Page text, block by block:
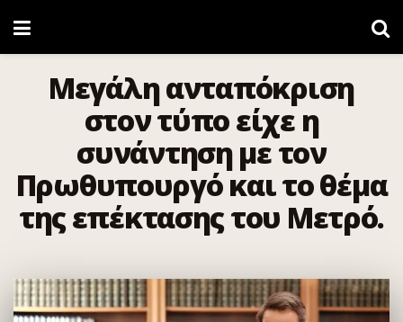
Μεγάλη ανταπόκριση
στον τύπο είχε η
συνάντηση με τον
Πρωθυπουργό και το θέμα
της επέκτασης του Μετρό.